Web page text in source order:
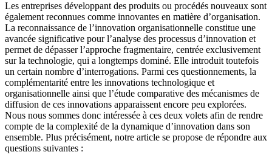
Les entreprises développant des produits ou procédés nouveaux sont
également reconnues comme innovantes en matière d’organisation.
La reconnaissance de l’innovation organisationnelle constitue une
avancée significative pour l’analyse des processus d’innovation et
permet de dépasser l’approche fragmentaire, centrée exclusivement
sur la technologie, qui a longtemps dominé. Elle introduit toutefois
un certain nombre d’interrogations. Parmi ces questionnements, la
complémentarité entre les innovations technologique et
organisationnelle ainsi que l’étude comparative des mécanismes de
diffusion de ces innovations apparaissent encore peu explorées.
Nous nous sommes donc intéressée à ces deux volets afin de rendre
compte de la complexité de la dynamique d’innovation dans son
ensemble. Plus précisément, notre article se propose de répondre aux
questions suivantes :